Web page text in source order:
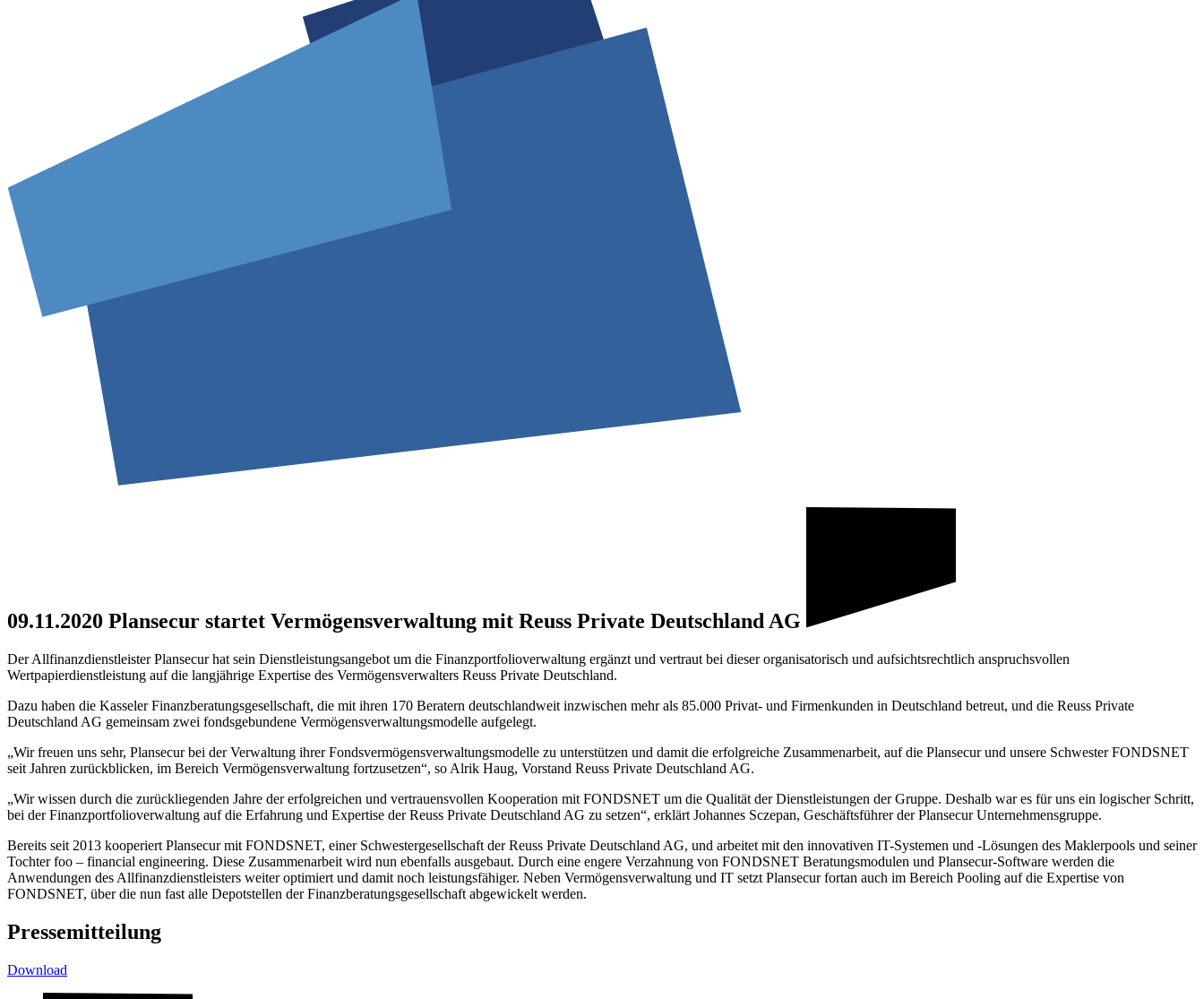
09.11.2020 Plansecur startet Vermögensverwaltung mit Reuss Private Deutschland AG
Der Allfinanzdienstleister Plansecur hat sein Dienstleistungsangebot um die Finanzportfolioverwaltung ergänzt und vertraut bei dieser organisatorisch und aufsichtsrechtlich anspruchsvollen
Wertpapierdienstleistung auf die langjährige Expertise des Vermögensverwalters Reuss Private Deutschland.
Dazu haben die Kasseler Finanzberatungsgesellschaft, die mit ihren 170 Beratern deutschlandweit inzwischen mehr als 85.000 Privat- und Firmenkunden in Deutschland betreut, und die Reuss Private
Deutschland AG gemeinsam zwei fondsgebundene Vermögensverwaltungsmodelle aufgelegt.
„Wir freuen uns sehr, Plansecur bei der Verwaltung ihrer Fondsvermögensverwaltungsmodelle zu unterstützen und damit die erfolgreiche Zusammenarbeit, auf die Plansecur und unsere Schwester FONDSNET
seit Jahren zurückblicken, im Bereich Vermögensverwaltung fortzusetzen“, so Alrik Haug, Vorstand Reuss Private Deutschland AG.
„Wir wissen durch die zurückliegenden Jahre der erfolgreichen und vertrauensvollen Kooperation mit FONDSNET um die Qualität der Dienstleistungen der Gruppe. Deshalb war es für uns ein logischer Schritt,
bei der Finanzportfolioverwaltung auf die Erfahrung und Expertise der Reuss Private Deutschland AG zu setzen“, erklärt Johannes Sczepan, Geschäftsführer der Plansecur Unternehmensgruppe.
Bereits seit 2013 kooperiert Plansecur mit FONDSNET, einer Schwestergesellschaft der Reuss Private Deutschland AG, und arbeitet mit den innovativen IT-Systemen und -Lösungen des Maklerpools und seiner
Tochter foo – financial engineering. Diese Zusammenarbeit wird nun ebenfalls ausgebaut. Durch eine engere Verzahnung von FONDSNET Beratungsmodulen und Plansecur-Software werden die
Anwendungen des Allfinanzdienstleisters weiter optimiert und damit noch leistungsfähiger. Neben Vermögensverwaltung und IT setzt Plansecur fortan auch im Bereich Pooling auf die Expertise von
FONDSNET, über die nun fast alle Depotstellen der Finanzberatungsgesellschaft abgewickelt werden.
Pressemitteilung
Download